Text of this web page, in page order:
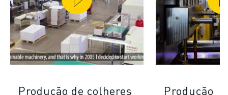
Produção de colheres
Produção